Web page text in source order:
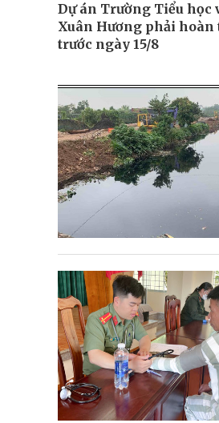
Dự án Trường Tiểu học
Xuân Hương phải
trước ngày 15/8